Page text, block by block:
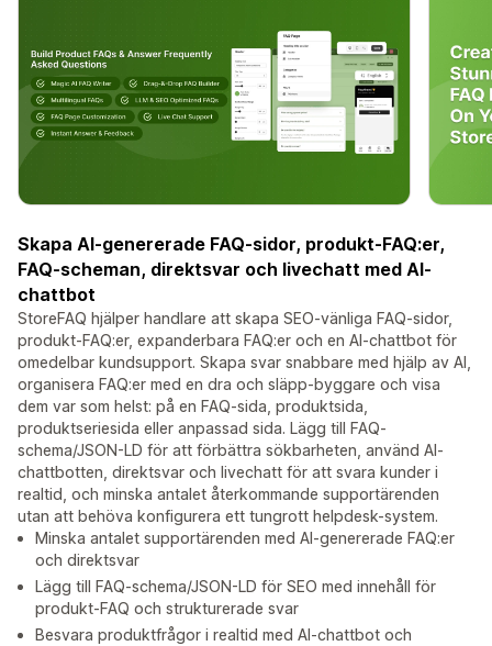
Skapa AI-genererade FAQ-sidor, produkt-FAQ:er,
FAQ-scheman, direktsvar och livechatt med AI-
chattbot
StoreFAQ hjälper handlare att skapa SEO-vänliga FAQ-sidor,
produkt-FAQ:er, expanderbara FAQ:er och en AI-chattbot för
omedelbar kundsupport. Skapa svar snabbare med hjälp av AI,
organisera FAQ:er med en dra och släpp-byggare och visa
dem var som helst: på en FAQ-sida, produktsida,
produktseriesida eller anpassad sida. Lägg till FAQ-
schema/JSON-LD för att förbättra sökbarheten, använd AI-
chattbotten, direktsvar och livechatt för att svara kunder i
realtid, och minska antalet återkommande supportärenden
utan att behöva konfigurera ett tungrott helpdesk-system.
Minska antalet supportärenden med AI-genererade FAQ:er
och direktsvar
Lägg till FAQ-schema/JSON-LD för SEO med innehåll för
produkt-FAQ och strukturerade svar
Besvara produktfrågor i realtid med AI-chattbot och